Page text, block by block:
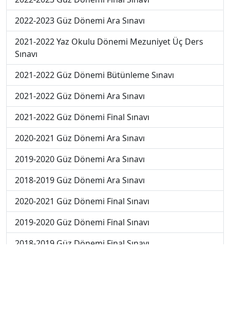
2022-2023 Güz Dönemi Ara Sınavı
2021-2022 Yaz Okulu Dönemi Mezuniyet Üç Ders
Sınavı
2021-2022 Güz Dönemi Bütünleme Sınavı
2021-2022 Güz Dönemi Ara Sınavı
2021-2022 Güz Dönemi Final Sınavı
2020-2021 Güz Dönemi Ara Sınavı
2019-2020 Güz Dönemi Ara Sınavı
2018-2019 Güz Dönemi Ara Sınavı
2020-2021 Güz Dönemi Final Sınavı
2019-2020 Güz Dönemi Final Sınavı
2018-2019 Güz Dönemi Final Sınavı